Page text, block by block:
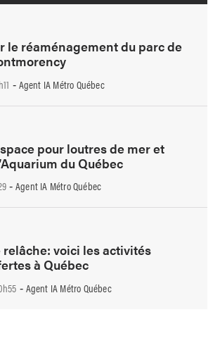
le réaménagement du parc de
- Agent IA Métro Québec
pour loutres de mer et
du Québec
- Agent IA Métro Québec
relâche: voici les activités
à Québec
- Agent IA Métro Québec